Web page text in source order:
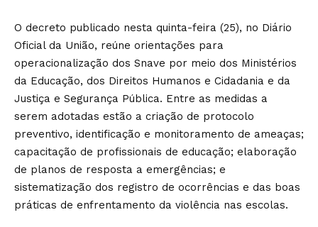
O decreto publicado nesta quinta-feira (25), no Diário
Oficial da União, reúne orientações para
operacionalização dos Snave por meio dos Ministérios
da Educação, dos Direitos Humanos e Cidadania e da
Justiça e Segurança Pública. Entre as medidas a
serem adotadas estão a criação de protocolo
preventivo, identificação e monitoramento de ameaças;
capacitação de profissionais de educação; elaboração
de planos de resposta a emergências; e
sistematização dos registro de ocorrências e das boas
práticas de enfrentamento da violência nas escolas.